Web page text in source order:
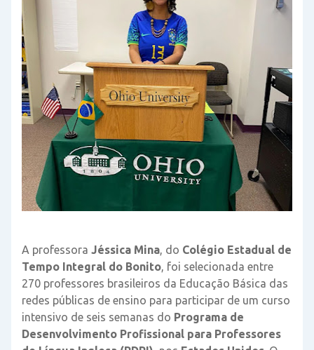
A professora Jéssica Mina , do Colégio Estadual de
Tempo Integral do Bonito , foi selecionada entre
270 professores brasileiros da Educação Básica das
redes públicas de ensino para participar de um curso
intensivo de seis semanas do Programa de
Desenvolvimento Profissional para Professores